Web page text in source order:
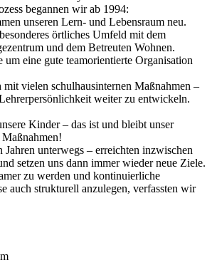
begannen wir ab 1994:
unseren Lern- und Lebensraum neu.
örtliches Umfeld mit dem
und dem Betreuten Wohnen.
eine gute teamorientierte Organisation
mit vielen schulhausinternen Maßnahmen –
weiter zu entwickeln.
Kinder – das ist und bleibt unser
Jahren unterwegs – erreichten inzwischen
setzen uns dann immer wieder neue Ziele.
zu werden und kontinuierliche
auch strukturell anzulegen, verfassten wir